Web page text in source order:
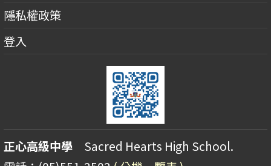
隱私權政策
登入
正心高級中學 Sacred Hearts High School.